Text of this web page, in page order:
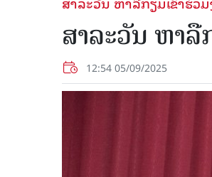
ສາລະວັນ ຫາ
12:54 05/09/2025